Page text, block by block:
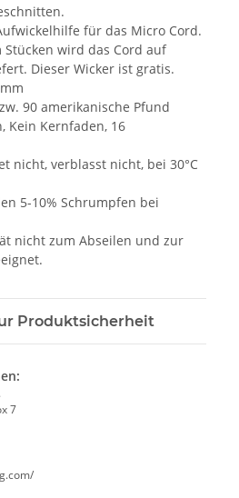
für das Micro Cord.
Stücken wird das Cord auf
Dieser Wicker ist gratis.
90 amerikanische Pfund
Kein Kernfaden, 16
nicht, verblasst nicht, bei 30°C
5-10% Schrumpfen bei
nicht zum Abseilen und zur
Produktsicherheit
7